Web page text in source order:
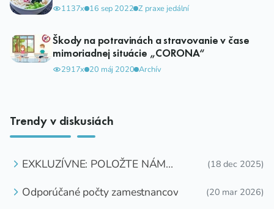
1137x 16 sep 2022 Z praxe jedální
Škody na potravinách a stravovanie v čase
mimoriadnej situácie „CORONA“
2917x 20 máj 2020 Archív
Trendy v diskusiách
EXKLUZÍVNE: POLOŽTE NÁM
(18 dec 2025)
Odporúčané počty zamestnancov (20 mar 2026)